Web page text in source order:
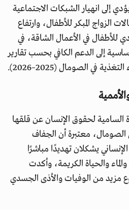
إلى انهيار الشبكات الاجتماعية
الزواج المبكر للأطفال، وارتفاع
للأطفال في الأعمال الشاقة، في
إلى الدعم الكافي بحسب تقارير
في الصومال (2025–2026).
السامية لحقوق الإنسان عن قلقها
الصومال، معتبرة أن الجفاف
يشكلان تهديدًا مباشرًا
والحياة الكريمة، وأكدت
مزيد من الوفيات والأذى الجسدي